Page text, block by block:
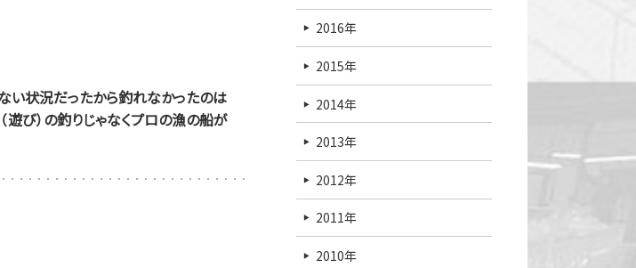
い状況だったから釣れなかったのは
遊び）の釣りじゃなくプロの漁の船が
2016年
2015年
2014年
2013年
2012年
2011年
2010年